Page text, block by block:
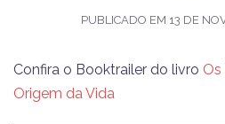
PUBLICADO EM 13 DE
Confira o Booktrailer do livro
Origem da Vida